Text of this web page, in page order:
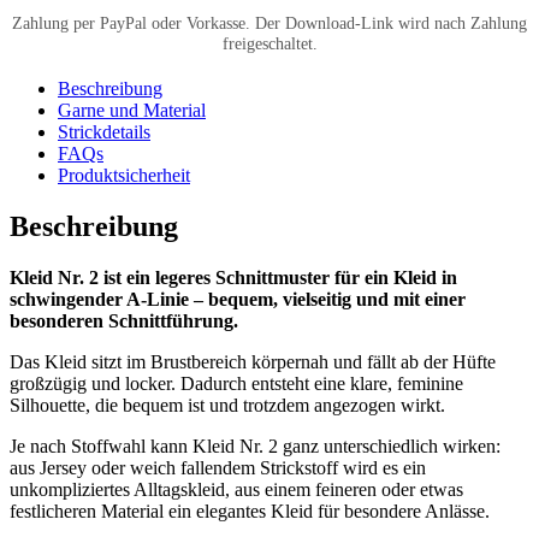
–
[Digital]
Menge
Beschreibung
Garne und Material
Strickdetails
FAQs
Produktsicherheit
Beschreibung
Kleid Nr. 2 ist ein legeres Schnittmuster für ein Kleid in
schwingender A-Linie – bequem, vielseitig und mit einer
besonderen Schnittführung.
Das Kleid sitzt im Brustbereich körpernah und fällt ab der Hüfte
großzügig und locker. Dadurch entsteht eine klare, feminine
Silhouette, die bequem ist und trotzdem angezogen wirkt.
Je nach Stoffwahl kann Kleid Nr. 2 ganz unterschiedlich wirken:
aus Jersey oder weich fallendem Strickstoff wird es ein
unkompliziertes Alltagskleid, aus einem feineren oder etwas
festlicheren Material ein elegantes Kleid für besondere Anlässe.